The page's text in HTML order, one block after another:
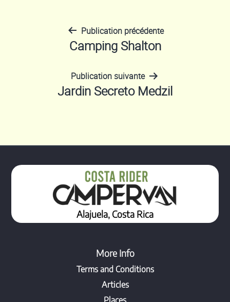
NavigationPublication précédente
Camping Shalton
Publication suivante
Jardin Secreto Medzil
Alajuela, Costa Rica
More Info
Terms and Conditions
Articles